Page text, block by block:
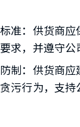
准：供货商
求，并遵守公
制：供货商
污行为，支持